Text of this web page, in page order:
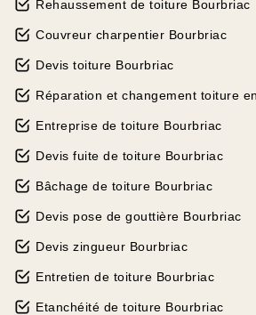
Rehaussement de toiture Bourbriac
Couvreur charpentier Bourbriac
Devis toiture Bourbriac
Réparation et changement toiture
Entreprise de toiture Bourbriac
Devis fuite de toiture Bourbriac
Bâchage de toiture Bourbriac
Devis pose de gouttière Bourbriac
Devis zingueur Bourbriac
Entretien de toiture Bourbriac
Etanchéité de toiture Bourbriac